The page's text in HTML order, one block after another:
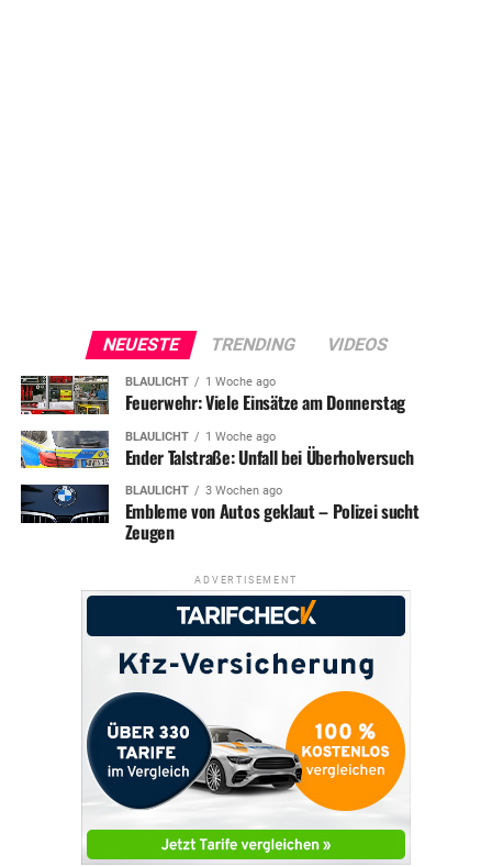
NEUESTE TRENDING VIDEOS
BLAULICHT 1 Woche ago
Feuerwehr: Viele Einsätze am Donnerstag
BLAULICHT 1 Woche ago
Ender Talstraße: Unfall bei Überholversuch
BLAULICHT 3 Wochen ago
Embleme von Autos geklaut – Polizei sucht
Zeugen
ADVERTISEMENT